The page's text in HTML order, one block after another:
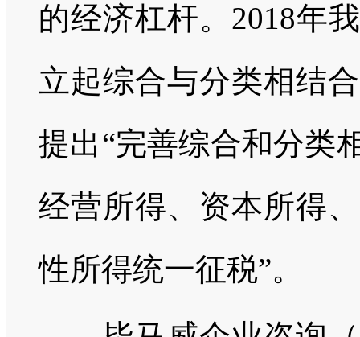
的经济杠杆。2018年
立起综合与分类相结
提出“完善综合和分类
经营所得、资本所得
性所得统一征税”。